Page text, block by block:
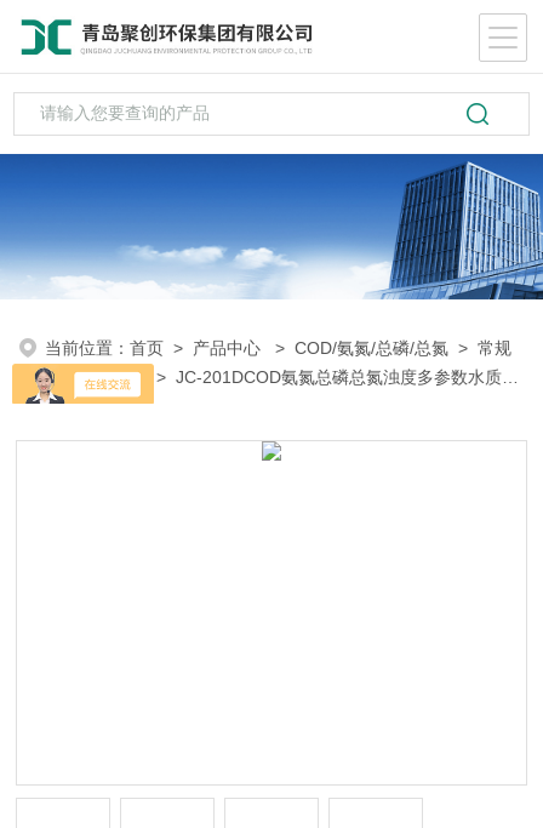
当前位置：首页 > 产品中心 >COD/氨氮/总磷/总氮 >常规
多参数测定仪
> JC-201DCOD氨氮总磷总氮浊度多参数水质检
测仪